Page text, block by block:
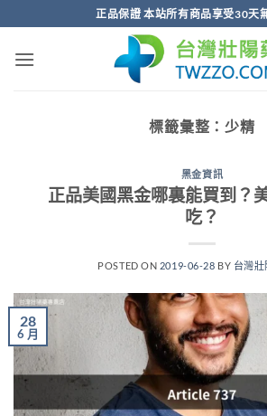
轉
正品保證 本站所有商品享受30天
標籤彙整： 少精
黑金資訊
正品美國黑金哪裏能買到？
吃？
POSTED ON 2019-06-28 BY 台灣
28
6 月